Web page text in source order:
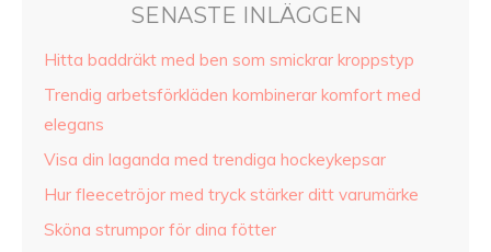
SENASTE INLÄGGEN
Hitta baddräkt med ben som smickrar kroppstyp
Trendig arbetsförkläden kombinerar komfort med
elegans
Visa din laganda med trendiga hockeykepsar
Hur fleecetröjor med tryck stärker ditt varumärke
Sköna strumpor för dina fötter